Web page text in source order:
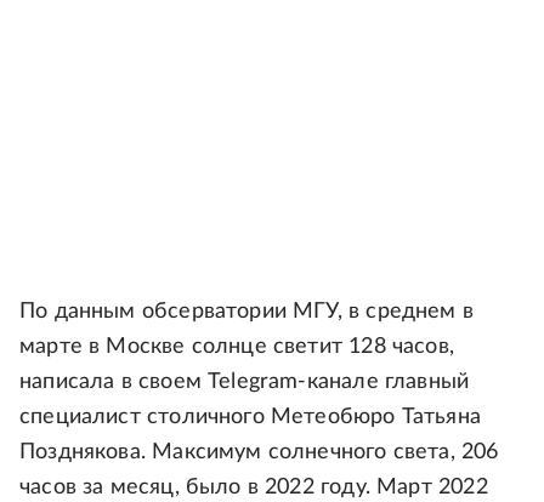
По данным обсерватории МГУ, в среднем в
марте в Москве солнце светит 128 часов,
написала в своем Telegram-канале главный
специалист столичного Метеобюро Татьяна
Позднякова. Максимум солнечного света, 206
часов за месяц, было в 2022 году. Март 2022